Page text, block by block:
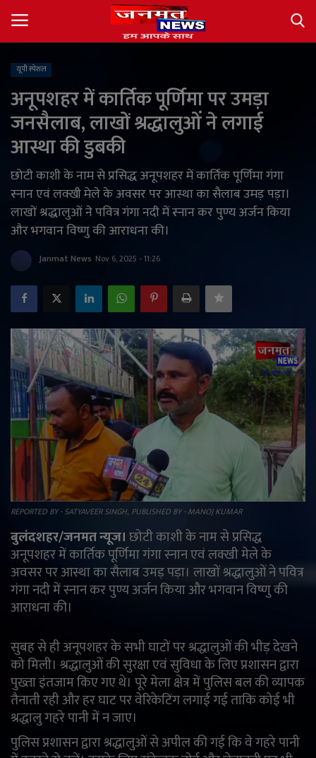
About
देश
अंतर्राष्ट्रीय
राज्य
खेल
राजनीति
मनोरंजन
अपराध
ज्योतिष
वीडियो
टेक्नोलॉजी
ई-पेपर
English Arabic
यूपी स्पेशल
अनूपशहर में कार्तिक पूर्णिमा पर उमड़ा
जनसैलाब, लाखों श्रद्धालुओं ने लगाई
आस्था की डुबकी
छोटी काशी के नाम से प्रसिद्ध अनूपशहर में कार्तिक पूर्णिमा गंगा
स्नान एवं लक्खी मेले के अवसर पर आस्था का सैलाब उमड़ पड़ा।
लाखों श्रद्धालुओं ने पवित्र गंगा नदी में स्नान कर पुण्य अर्जन किया
और भगवान विष्णु की आराधना की।
Janmat News Nov 6, 2025 - 11:26
REPORTED BY - SATYAVEER SINGH, PUBLISHED BY - MANOJ KUMAR
बुलंदशहर/जनमत न्यूज।छोटी काशी के नाम से प्रसिद्ध
अनूपशहर में कार्तिक पूर्णिमा गंगा स्नान एवं लक्खी मेले के
अवसर पर आस्था का सैलाब उमड़ पड़ा। लाखों श्रद्धालुओं ने पवित्र
गंगा नदी में स्नान कर पुण्य अर्जन किया और भगवान विष्णु की
आराधना की।
सुबह से ही अनूपशहर के सभी घाटों पर श्रद्धालुओं की भीड़ देखने
को मिली। श्रद्धालुओं की सुरक्षा एवं सुविधा के लिए प्रशासन द्वारा
पुख्ता इंतजाम किए गए थे। पूरे मेला क्षेत्र में पुलिस बल की व्यापक
तैनाती रही और हर घाट पर वेरिकेटिंग लगाई गई ताकि कोई भी
श्रद्धालु गहरे पानी में न जाए।
पुलिस प्रशासन द्वारा श्रद्धालुओं से अपील की गई कि वे गहरे पानी